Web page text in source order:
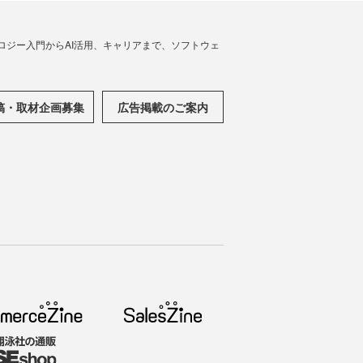
ー入門からAI活用、キャリアまで、ソフトウェ
・取材企画募集 広告掲載のご案内